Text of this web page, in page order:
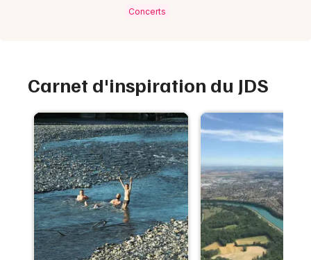
Concerts
Carnet d'inspiration du JDS